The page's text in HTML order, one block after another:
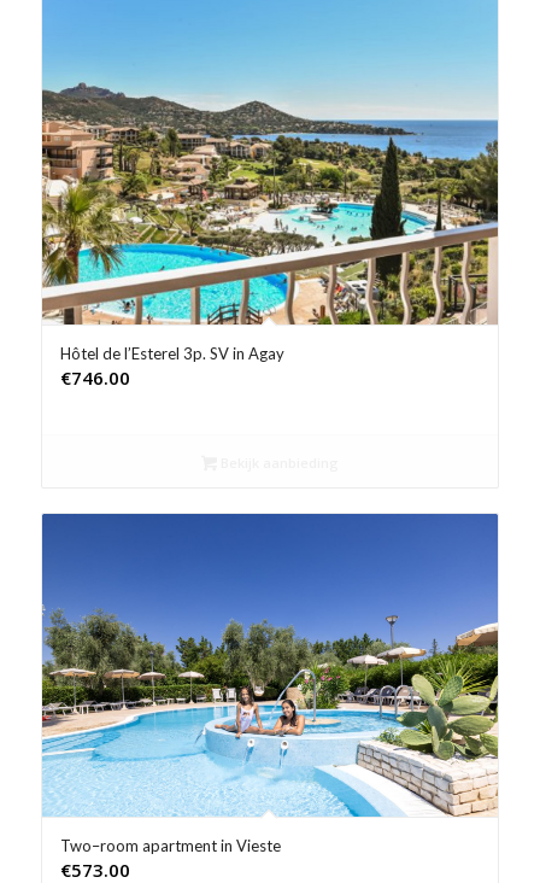
Hôtel de l’Esterel 3p. SV in Agay
€746.00
Two–room apartment in Vieste
€573.00